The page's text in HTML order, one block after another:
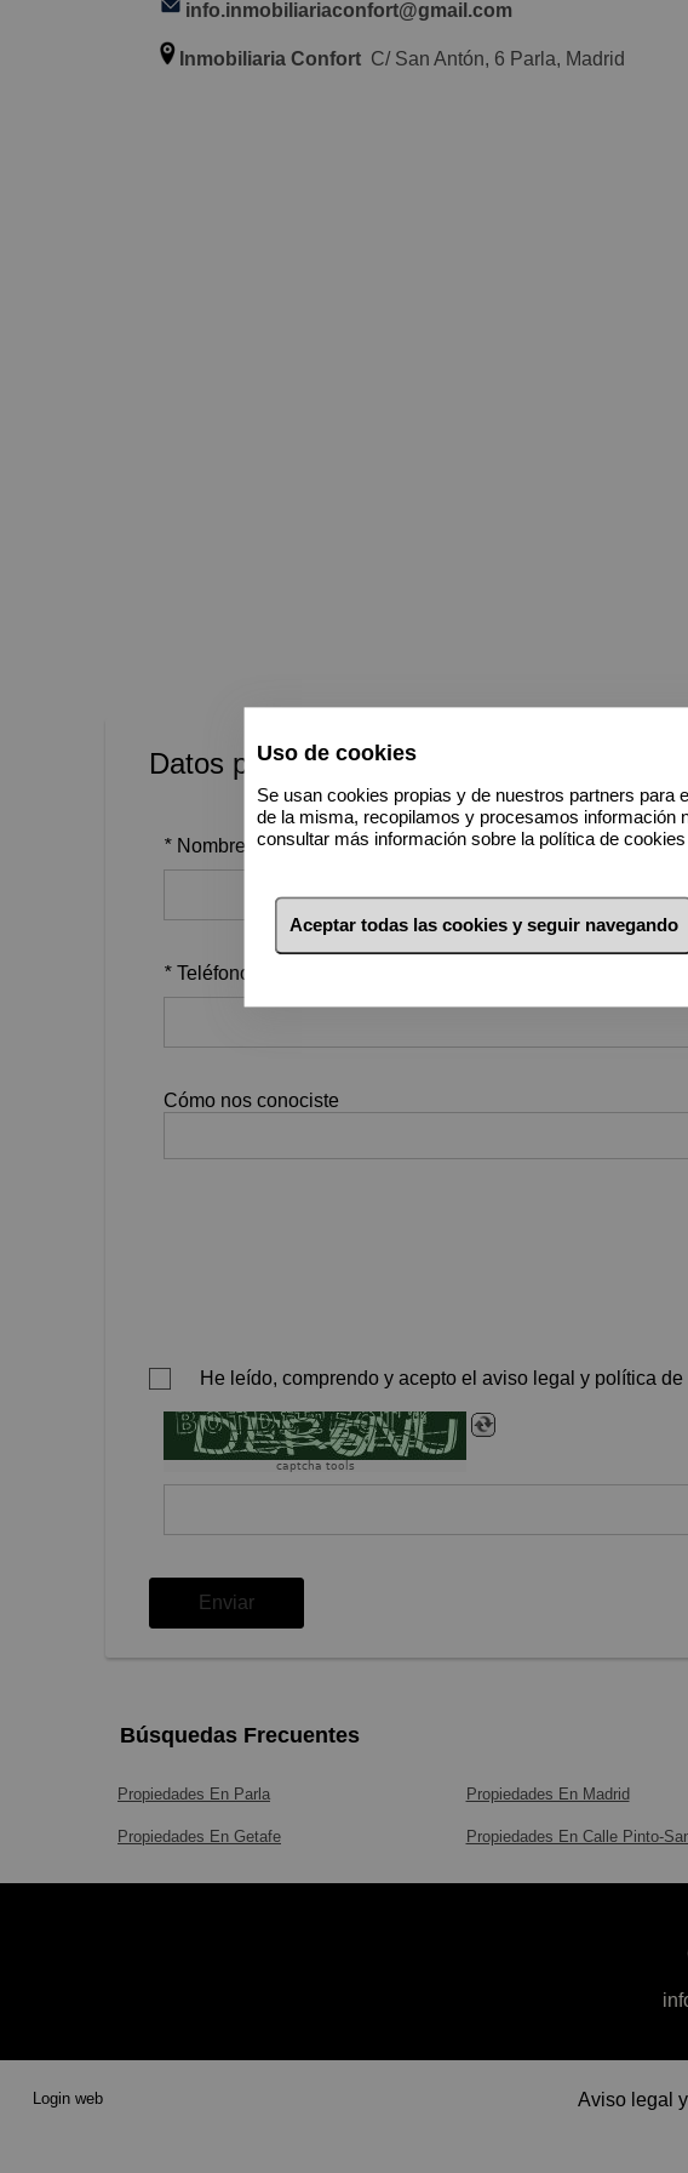
info.inmobiliariaconfort@gmail.com
Inmobiliaria ConfortC/ San Antón, 6 Parla, Madrid
Datos personales
* Nombre
* Teléfono
Cómo nos conociste
He leído, comprendo y acepto el aviso legal y política de
captcha tools
Enviar
Búsquedas Frecuentes
Propiedades En Parla Propiedades En Madrid
Propiedades En Getafe Propiedades En Calle Pinto-
Login web Aviso legal
Uso de cookies
Se usan cookies propias y de nuestros partners para
de la misma, recopilamos y procesamos información
consultar más información sobre la política de
Aceptar todas las cookies y seguir navegando